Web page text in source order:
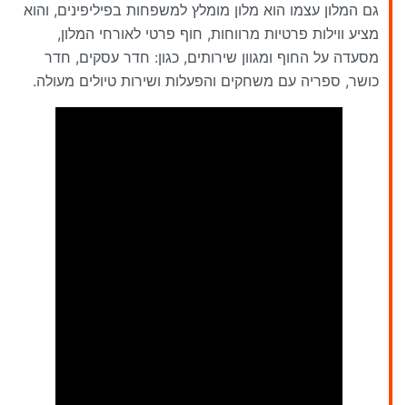
גם המלון עצמו הוא מלון מומלץ למשפחות בפיליפינים, והוא
מציע ווילות פרטיות מרווחות, חוף פרטי לאורחי המלון,
מסעדה על החוף ומגוון שירותים, כגון: חדר עסקים, חדר
כושר, ספריה עם משחקים והפעלות ושירות טיולים מעולה.